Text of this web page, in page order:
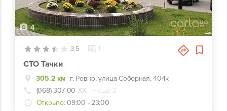
4
3.5 1
СТО Тачки
305.2 км г. Ровно, улица Соборная, 404к
(068) 307-00-ХХ
+ еще 2
Открыто: 09:00 - 23:00